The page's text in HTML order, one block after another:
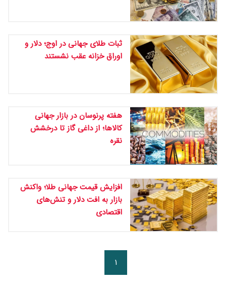
ثبات طلای جهانی در اوج؛ دلار و
اوراق خزانه عقب نشستند
هفته پرنوسان در بازار جهانی
کالاها؛ از داغی گاز تا درخشش
نقره
افزایش قیمت جهانی طلا؛ واکنش
بازار به افت دلار و تنش‌های
اقتصادی
۱